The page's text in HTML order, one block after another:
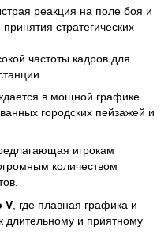
реакция на поле боя и
стратегических
частоты кадров для
в мощной графике
городских пейзажей и
игрокам
количеством
V , где плавная графика и
длительному и приятному